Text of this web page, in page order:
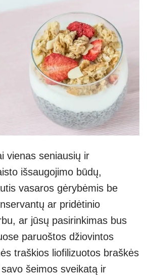
vienas seniausių ir
išsaugojimo būdų,
vasaros gėrybėmis be
ar pridėtinio
ar jūsų pasirinkimas bus
paruoštos džiovintos
traškios liofilizuotos braškės
šeimos sveikatą ir